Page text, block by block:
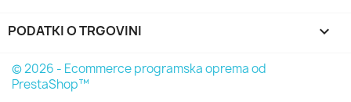
PODATKI O TRGOVINI keyboard_arrow_down
© 2026 - Ecommerce programska oprema od
PrestaShop™